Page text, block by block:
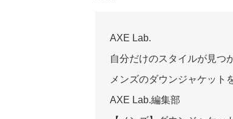
AXE Lab.
自分だけのスタイルが見つ
メンズのダウンジャケット
AXE Lab.編集部